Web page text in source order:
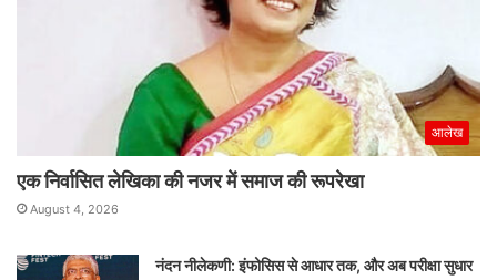
आलेख
एक निर्वासित लेखिका की नजर में समाज की रूपरेखा
August 4, 2026
नंदन नीलेकणी: इंफोसिस से आधार तक, और अब परीक्षा सुधार